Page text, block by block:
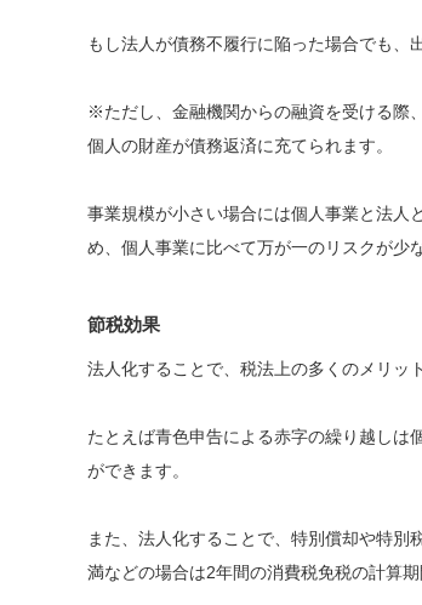
もし法人が債務不履行に陥った場合でも、
※ただし、金融機関からの融資を受ける際
個人の財産が債務返済に充てられます。
事業規模が小さい場合には個人事業と法人
め、個人事業に比べて万が一のリスクが少
節税効果
法人化することで、税法上の多くのメリッ
たとえば青色申告による赤字の繰り越しは
ができます。
また、法人化することで、特別償却や特
満などの場合は2年間の消費税免税の計算